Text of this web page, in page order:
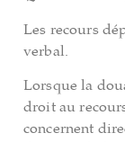
Les recours
verbal.
Lorsque la
droit au
concernent